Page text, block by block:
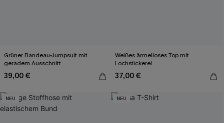
Grüner Bandeau-Jumpsuit mit
geradem Ausschnitt
39,00 €
Weißes ärmelloses Top mit
Lochstickerei
37,00 €
NEU NEU